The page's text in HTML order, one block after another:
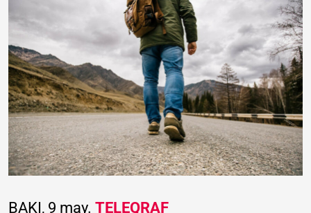
BAKI, 9 may. TELEQRAF